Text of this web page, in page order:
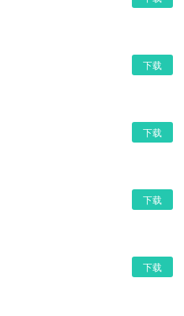
下载
下载
下载
下载